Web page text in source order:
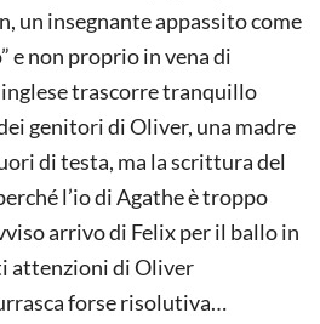
un insegnante appassito come
e non proprio in vena di
trascorre tranquillo
genitori di Oliver, una madre
di testa, ma la scrittura del
l’io di Agathe è troppo
arrivo di Felix per il ballo in
attenzioni di Oliver
forse risolutiva…